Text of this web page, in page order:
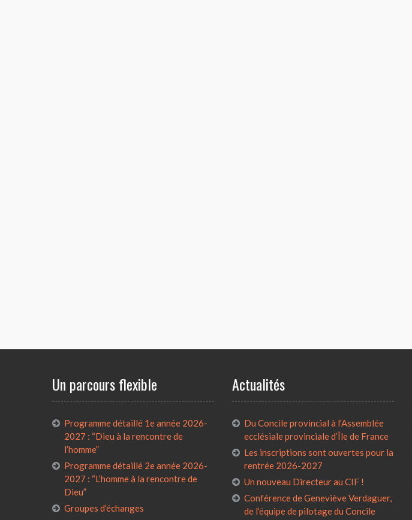
Un parcours flexible
Programme détaillé 1e année 2026-
2027 : “Dieu à la rencontre de
l’homme”
Programme détaillé 2e année 2026-
2027 : “L’homme à la rencontre de
Dieu”
Groupes d’échanges
Actualités
Du Concile provincial à l’Assemblée
ecclésiale provinciale d’Île de France
Les inscriptions sont ouvertes pour la
rentrée 2026-2027
Un nouveau Directeur au CIF !
Conférence de Geneviève Verdaguer,
de l’équipe de pilotage du Concile